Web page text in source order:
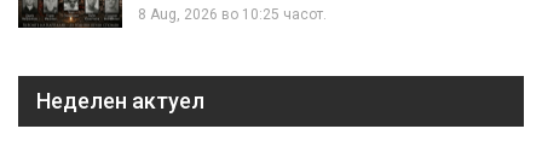
8 Aug, 2026 во 10:25 часот.
Неделен актуел